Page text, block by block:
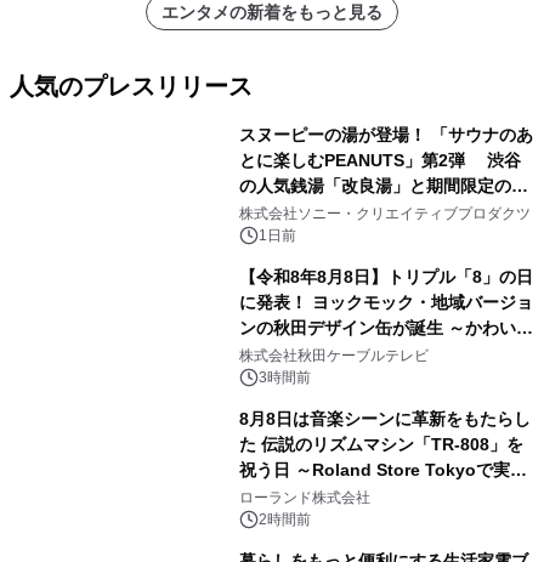
エンタメの新着をもっと見る
人気のプレスリリース
スヌーピーの湯が登場！ 「サウナのあ
とに楽しむPEANUTS」第2弾 渋谷
の人気銭湯「改良湯」と期間限定のコ
ラボレーション サウナイキタイコラ
ボグッズも発売決定！
株式会社ソニー・クリエイティブプロダクツ
1日前
【令和8年8月8日】トリプル「8」の日
に発表！ ヨックモック・地域バージョ
ンの秋田デザイン缶が誕生 ～かわいい
秋田犬の子犬と秋田の四季と名所を巡
るパッケージ～ 9月1日(火)秋田県内で
株式会社秋田ケーブルテレビ
3時間前
8月8日は音楽シーンに革新をもたらし
た 伝説のリズムマシン「TR-808」を
祝う日 ～Roland Store Tokyoで実機
を展示しての 記念キャンペーンを開
催 英国ラジオ「NTS」の 特別プログ
ローランド株式会社
2時間前